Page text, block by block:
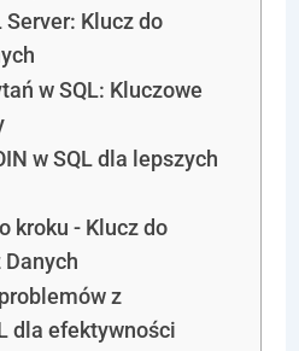
Server: Klucz do
w SQL: Kluczowe
w SQL dla lepszych
kroku - Klucz do
Danych
z
dla efektywności